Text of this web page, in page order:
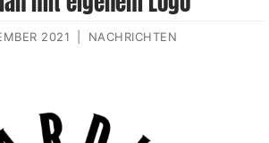
2021 NACHRICHTEN